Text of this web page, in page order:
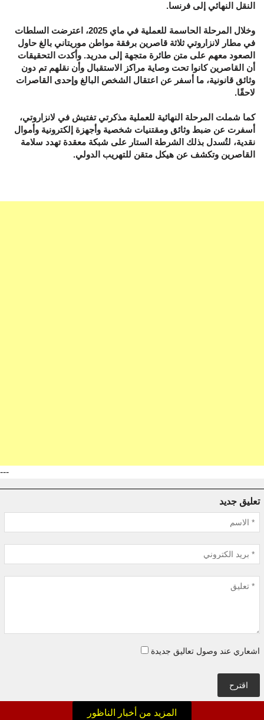
النقل النهائي إلى فرنسا.
وخلال المرحلة الحاسمة للعملية في ماي 2025، اعترضت السلطات
في مطار لانزاروتي ثلاثة قاصرين برفقة مواطن موريتاني بالغ حاول
الصعود معهم على متن طائرة متجهة إلى مدريد. وأكدت التحقيقات
أن القاصرين كانوا تحت وصاية مراكز الاستقبال وأن نقلهم تم دون
وثائق قانونية، ما أسفر عن اعتقال الشخص البالغ وإحدى القاصرات
لاحقًا.
كما شملت المرحلة النهائية للعملية مذكرتي تفتيش في لانزاروتي،
أسفرت عن ضبط وثائق ومقتنيات شخصية وأجهزة إلكترونية وأموال
نقدية، لتُسدل بذلك الشرطة الستار على شبكة معقدة تهدد سلامة
القاصرين وتكشف عن هيكل متقن للتهريب الدولي.
---
تعليق جديد
اشعاري عند وصول تعاليق جديدة
اقترح
المزيد من أخبار الناظور